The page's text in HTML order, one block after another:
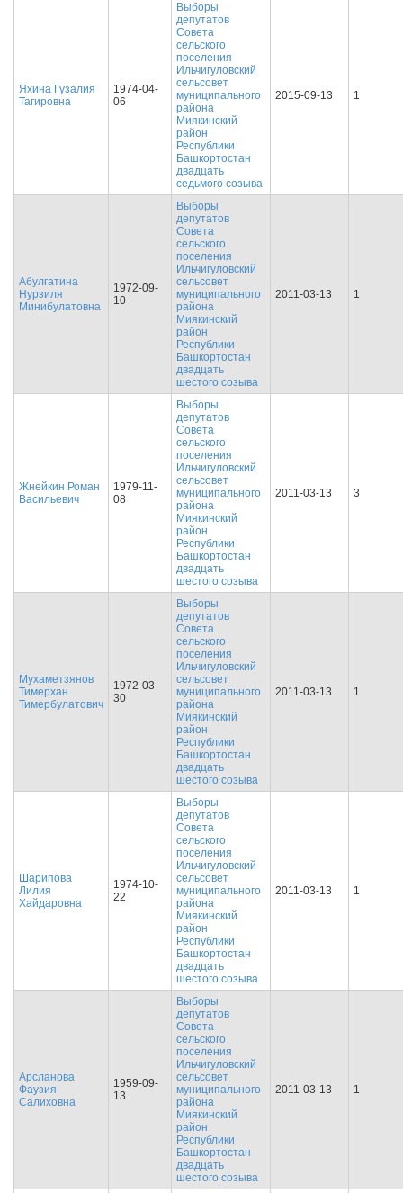
Яхина Гузалия
Тагировна
1974-04-
06
Выборы
депутатов
Совета
сельского
поселения
Ильчигуловский
сельсовет
муниципального
района
Миякинский
район
Республики
Башкортостан
двадцать
седьмого созыва
2015-09-13 1
Абулгатина
Нурзиля
Минибулатовна
1972-09-
10
Выборы
депутатов
Совета
сельского
поселения
Ильчигуловский
сельсовет
муниципального
района
Миякинский
район
Республики
Башкортостан
двадцать
шестого созыва
2011-03-13 1
Жнейкин Роман
Васильевич
1979-11-
08
Выборы
депутатов
Совета
сельского
поселения
Ильчигуловский
сельсовет
муниципального
района
Миякинский
район
Республики
Башкортостан
двадцать
шестого созыва
2011-03-13 3
Мухаметзянов
Тимерхан
Тимербулатович
1972-03-
30
Выборы
депутатов
Совета
сельского
поселения
Ильчигуловский
сельсовет
муниципального
района
Миякинский
район
Республики
Башкортостан
двадцать
шестого созыва
2011-03-13 1
Шарипова
Лилия
Хайдаровна
1974-10-
22
Выборы
депутатов
Совета
сельского
поселения
Ильчигуловский
сельсовет
муниципального
района
Миякинский
район
Республики
Башкортостан
двадцать
шестого созыва
2011-03-13 1
Арсланова
Фаузия
Салиховна
1959-09-
13
Выборы
депутатов
Совета
сельского
поселения
Ильчигуловский
сельсовет
муниципального
района
Миякинский
район
Республики
Башкортостан
двадцать
шестого созыва
2011-03-13 1